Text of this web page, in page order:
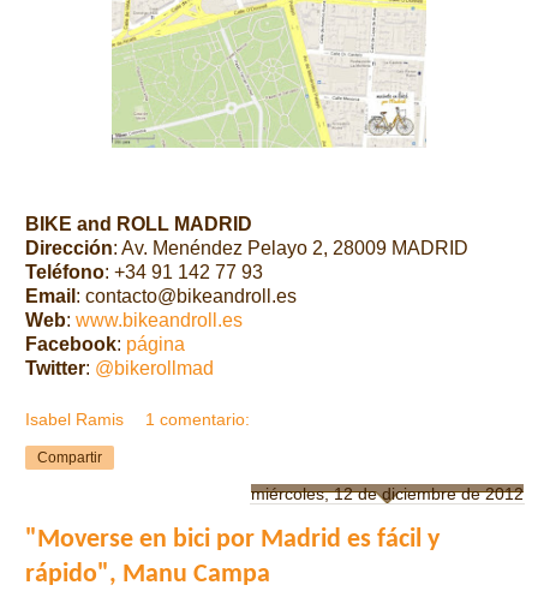
BIKE and ROLL MADRID
Dirección: Av. Menéndez Pelayo 2, 28009 MADRID
Teléfono: +34 91 142 77 93
Email : contacto@bikeandroll.es
Web: www.bikeandroll.es
Facebook: página
Twitter: @bikerollmad
Isabel Ramis 1 comentario:
Compartir
miércoles, 12 de diciembre de 2012
"Moverse en bici por Madrid es fácil y
rápido", Manu Campa